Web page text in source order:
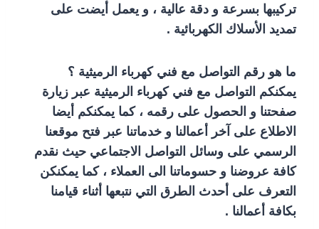
تركيبها بسرعة و دقة عالية ، و يعمل أيضت على
تمديد الأسلاك الكهربائية .
ما هو رقم التواصل مع فني كهرباء الرميثية ؟
يمكنكم التواصل مع فني كهرباء الرميثية عبر زيارة
صفحتنا و الحصول على رقمه ، كما يمكنكم أيضا
الاطلاع على آخر أعمالنا و خدماتنا عبر فتح موقعنا
الرسمي على وسائل التواصل الاجتماعي حيث نقدم
كافة عروضنا و حسوماتنا الى العملاء ، كما يمكنكن
التعرف على أحدث الطرق التي نتبعها أثناء قيامنا
بكافة أعمالنا .